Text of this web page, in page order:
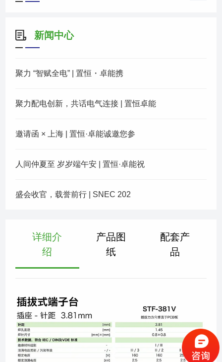
新闻中心
聚力 “智赋全电” | 置恒・卓能携
聚力配电创新，共话电气连接 | 置恒卓能
邀请函 × 上海 | 置恒·卓能诚邀您参
人间仲夏至 岁岁端午安 | 置恒·卓能祝
盛会收官，载誉前行 | SNEC 202
详细介
绍
产品图
纸
配套产
品